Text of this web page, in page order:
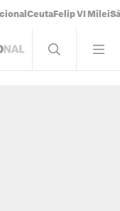
Ceuta Felip VI Milei